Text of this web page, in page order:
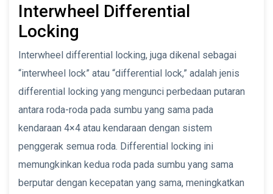
Interwheel Differential
Locking
Interwheel differential locking, juga dikenal sebagai
“interwheel lock” atau “differential lock,” adalah jenis
differential locking yang mengunci perbedaan putaran
antara roda-roda pada sumbu yang sama pada
kendaraan 4×4 atau kendaraan dengan sistem
penggerak semua roda. Differential locking ini
memungkinkan kedua roda pada sumbu yang sama
berputar dengan kecepatan yang sama, meningkatkan